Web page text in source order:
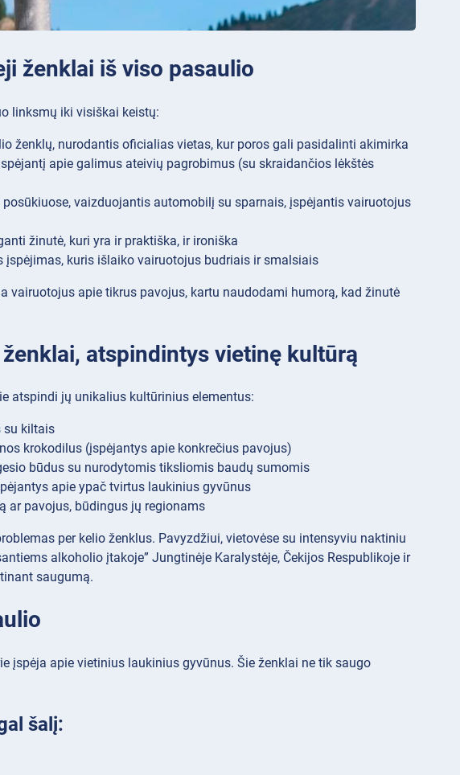
ženklai iš viso pasaulio
linksmų iki visiškai keistų:
ženklų, nurodantis oficialias vietas, kur poros gali pasidalinti akimirka
apie galimus ateivių pagrobimus (su skraidančios lėkštės
vaizduojantis automobilį su sparnais, įspėjantis vairuotojus
žinutė, kuri yra ir praktiška, ir ironiška
įspėjimas, kuris išlaiko vairuotojus budriais ir smalsiais
vairuotojus apie tikrus pavojus, kartu naudodami humorą, kad žinutė
atspindintys vietinę kultūrą
atspindi jų unikalius kultūrinius elementus:
su kiltais
krokodilus (įspėjantys apie konkrečius pavojus)
būdus su nurodytomis tiksliomis baudų sumomis
apie ypač tvirtus laukinius gyvūnus
ar pavojus, būdingus jų regionams
per kelio ženklus. Pavyzdžiui, vietovėse su intensyviu naktiniu
alkoholio įtakoje” Jungtinėje Karalystėje, Čekijos Respublikoje ir
saugumą.
įspėja apie vietinius laukinius gyvūnus. Šie ženklai ne tik saugo
šalį: